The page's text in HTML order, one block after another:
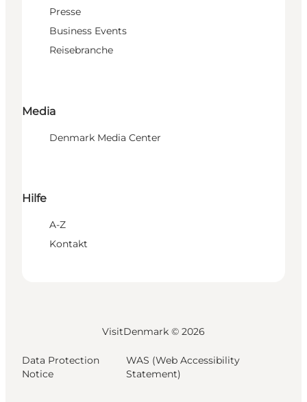
Presse
Business Events
Reisebranche
Media
Denmark Media Center
Hilfe
A-Z
Kontakt
VisitDenmark © 2026
Data Protection
Notice
WAS (Web Accessibility
Statement)